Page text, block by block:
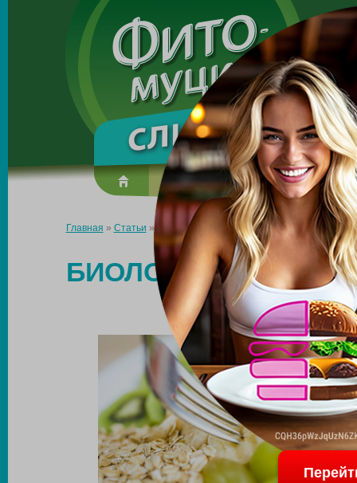
Made in the UK
О препарате Усиль эффект
Главная » Статьи »Биологически активная добавка к диете
БИОЛОГИЧЕСКИ
ДЛЯ